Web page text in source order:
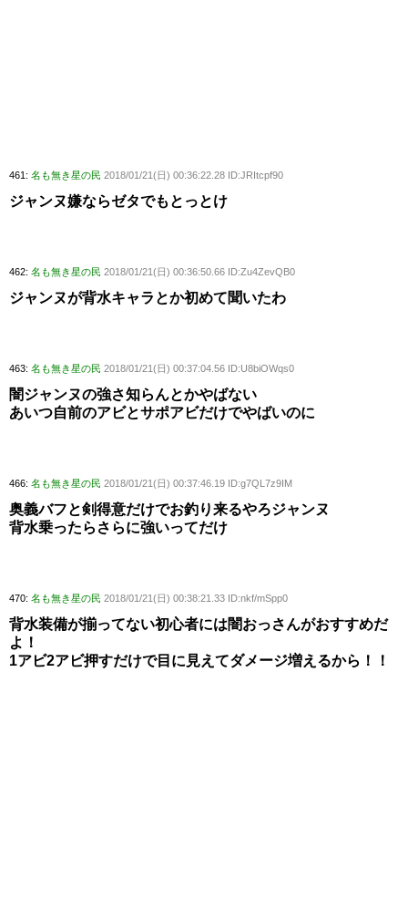
461: 名も無き星の民 2018/01/21(日) 00:36:22.28 ID:JRItcpf90
ジャンヌ嫌ならゼタでもとっとけ
462: 名も無き星の民 2018/01/21(日) 00:36:50.66 ID:Zu4ZevQB0
ジャンヌが背水キャラとか初めて聞いたわ
463: 名も無き星の民 2018/01/21(日) 00:37:04.56 ID:U8biOWqs0
闇ジャンヌの強さ知らんとかやばない
あいつ自前のアビとサポアビだけでやばいのに
466: 名も無き星の民 2018/01/21(日) 00:37:46.19 ID:g7QL7z9IM
奥義バフと剣得意だけでお釣り来るやろジャンヌ
背水乗ったらさらに強いってだけ
470: 名も無き星の民 2018/01/21(日) 00:38:21.33 ID:nkf/mSpp0
背水装備が揃ってない初心者には闇おっさんがおすすめだ
よ！
1アビ2アビ押すだけで目に見えてダメージ増えるから！！